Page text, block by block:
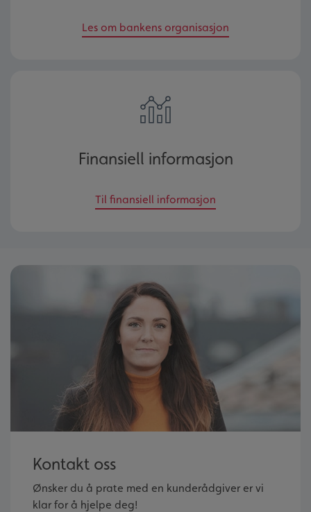
Les om bankens organisasjon
Finansiell informasjon
Til finansiell informasjon
Kontakt oss
Ønsker du å prate med en kunderådgiver er vi
klar for å hjelpe deg!